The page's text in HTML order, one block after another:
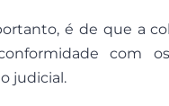
é de que a
com
judicial.